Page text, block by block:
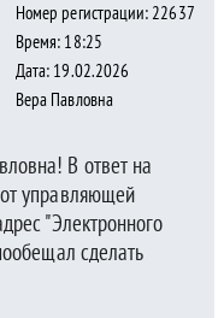
Номер регистрации: 22637
Время: 18:25
Дата: 19.02.2026
Вера Павловна
В ответ на
управляющей
"Электронного
сделать